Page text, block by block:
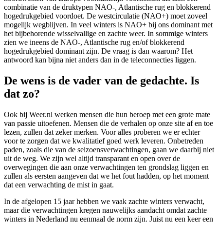
combinatie van de druktypen NAO-, Atlantische rug en blokkerend
hogedrukgebied voordoet. De westcirculatie (NAO+) moet zoveel
mogelijk wegblijven. In veel winters is NAO+ bij ons dominant met
het bijbehorende wisselvallige en zachte weer. In sommige winters
zien we ineens de NAO-, Atlantische rug en/of blokkerend
hogedrukgebied dominant zijn. De vraag is dan waarom? Het
antwoord kan bijna niet anders dan in de teleconnecties liggen.
De wens is de vader van de gedachte. Is
dat zo?
Ook bij Weer.nl werken mensen die hun beroep met een grote mate
van passie uitoefenen. Mensen die de verhalen op onze site af en toe
lezen, zullen dat zeker merken. Voor alles proberen we er echter
voor te zorgen dat we kwalitatief goed werk leveren. Onbetreden
paden, zoals die van de seizoensverwachtingen, gaan we daarbij niet
uit de weg. We zijn wel altijd transparant en open over de
overwegingen die aan onze verwachtingen ten grondslag liggen en
zullen als eersten aangeven dat we het fout hadden, op het moment
dat een verwachting de mist in gaat.
In de afgelopen 15 jaar hebben we vaak zachte winters verwacht,
maar die verwachtingen kregen nauwelijks aandacht omdat zachte
winters in Nederland nu eenmaal de norm zijn. Juist nu een keer een